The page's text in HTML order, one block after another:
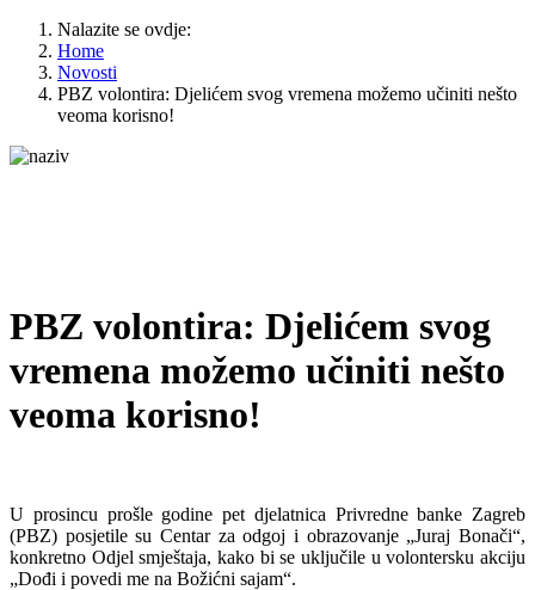
Nalazite se ovdje:
Home
Novosti
PBZ volontira: Djelićem svog vremena možemo učiniti nešto
veoma korisno!
PBZ volontira: Djelićem svog
vremena možemo učiniti nešto
veoma korisno!
U prosincu prošle godine pet djelatnica Privredne banke Zagreb
(PBZ) posjetile su Centar za odgoj i obrazovanje „Juraj Bonači“,
konkretno Odjel smještaja, kako bi se uključile u volontersku akciju
„Dođi i povedi me na Božićni sajam“.